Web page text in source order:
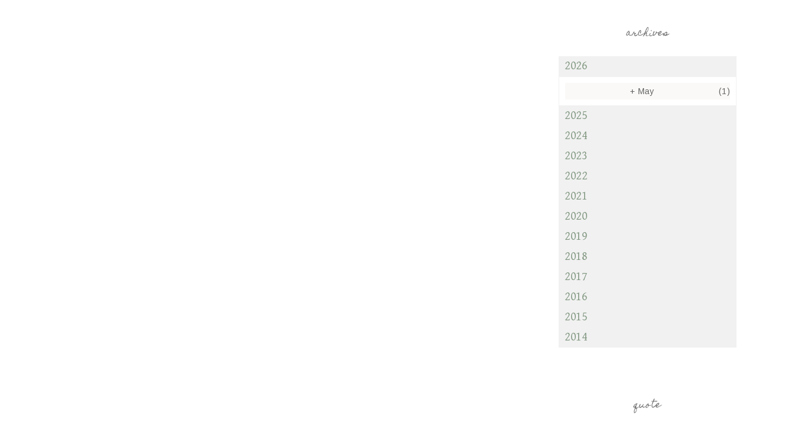
archives
2026
+ May (1)
2025
2024
2023
2022
2021
2020
2019
2018
2017
2016
2015
2014
quote